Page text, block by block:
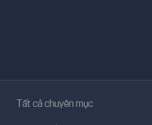
Tất cả chuyên mục